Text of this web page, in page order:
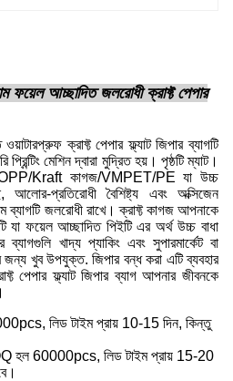
ফয়েল আচ্ছাদিত জলরোধী ক্রাফ্ট পেপার
ক্রাফ্ট পেপার ফ্ল্যাট জিপার ব্যাগটি
মেশিন দ্বারা মুদ্রিত হয়। পৃষ্ঠটি ম্যাট।
Kraft কাগজ/VMPET/PE যা উচ্চ
আলোর-প্রতিরোধী বৈশিষ্ট্য এবং অক্সিজেন
ব্যাগটি জলরোধী রাখে। ক্রাফ্ট কাগজ আপনাকে
ফয়েল আচ্ছাদিত পিইটি এর অর্থ উচ্চ বাধা
ব্যাগগুলি খাদ্য প্যাকিং এবং সুপারমার্কেট বা
জন্য খুব উপযুক্ত. জিপার বন্ধ করা এটি ব্যবহার
ফ্ল্যাট জিপার ব্যাগ আপনার জীবনকে
লিড টাইম প্রায় 10-15 দিন, কিন্তু
হল 60000pcs, লিড টাইম প্রায় 15-20